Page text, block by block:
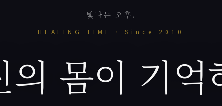
빛나는 오후,
HEALING TIME · Since 2010
의 몸이 기억